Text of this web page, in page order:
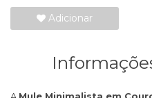
Adicionar